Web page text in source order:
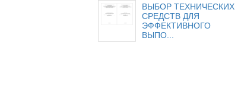
ВЫБОР ТЕХНИЧЕСКИХ
СРЕДСТВ ДЛЯ
ЭФФЕКТИВНОГО
ВЫПО...